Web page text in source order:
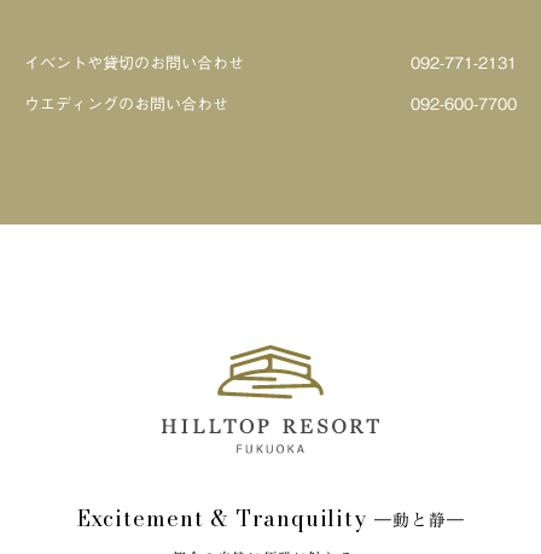
イベントや貸切のお問い合わせ 092-771-2131
ウエディングのお問い合わせ 092-600-7700
Excitement & Tranquility ―動と静―